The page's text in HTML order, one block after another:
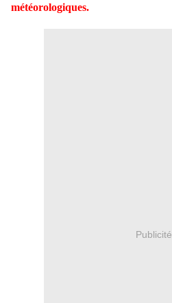
météorologiques.
Publicité